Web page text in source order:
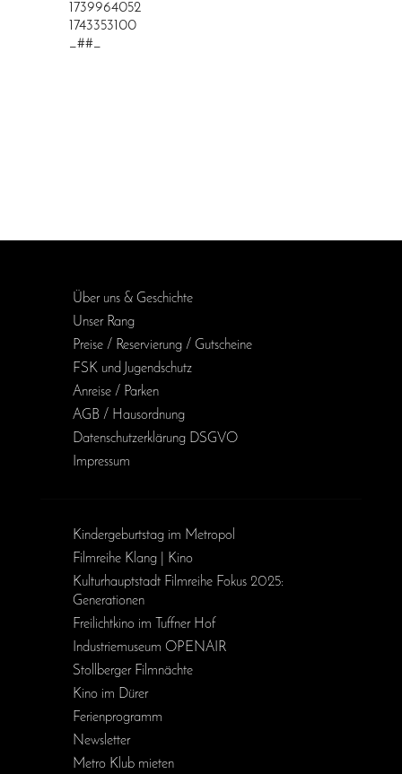
1739964052
1743353100
_##_
Über uns & Geschichte
Unser Rang
Preise / Reservierung / Gutscheine
FSK und Jugendschutz
Anreise / Parken
AGB / Haus­ordnung
Daten­schutz­erklärung DSGVO
Impressum
Kinder­geburts­tag im Metropol
Filmreihe Klang | Kino
Kulturhauptstadt Filmreihe Fokus 2025:
Generationen
Freilichtkino im Tuffner Hof
Industriemuseum OPENAIR
Stollberger Filmnächte
Kino im Dürer
Ferienprogramm
Newsletter
Metro Klub mieten